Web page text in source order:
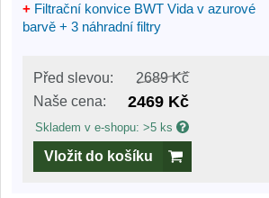
+ Filtrační konvice BWT Vida v azurové
barvě + 3 náhradní filtry
Před slevou:
2689 Kč
Naše cena:
2469 Kč
Skladem v e-shopu: >5 ks
Vložit do košíku